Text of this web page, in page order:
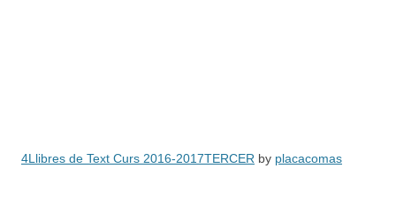
4Llibres de Text Curs 2016-2017TERCER by placacomas